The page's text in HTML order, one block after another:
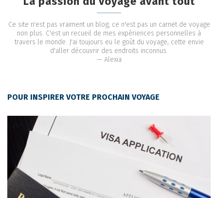
Ce site n'est pas vraiment un blog, ce n'est pas un carnet de voyage
non plus. C'est un recueil de mes expériences personnelles à
travers le monde. J'ai toujours eu le goût du voyage, cette envie
d'aller découvrir des endroits inconnus.
— Alexia
POUR INSPIRER VOTRE PROCHAIN VOYAGE